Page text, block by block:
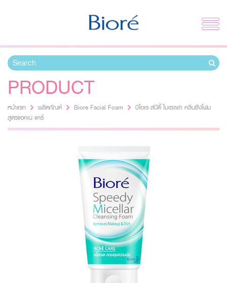
PRODUCT
หน้าแรก ผลิตภัณฑ์ Biore Facial Foam
บิโอเร สปีดี้ ไมเซลล่า คลีนซิ่งโฟม
สูตรแอคเน่ แคร์